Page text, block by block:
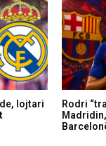
lojtari
Rodri